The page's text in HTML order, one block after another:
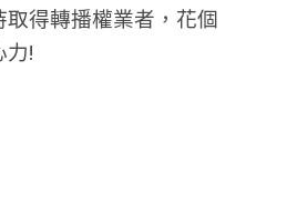
得轉播權業者，花個
力!